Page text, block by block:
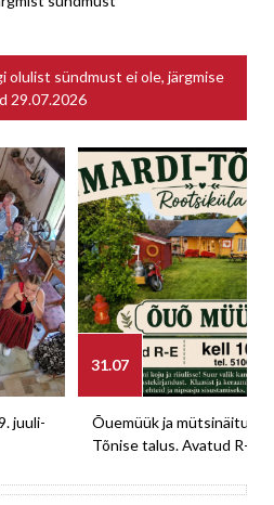
olulist sündmust ei ole, järgmise
29.07.2026
juuli-
31.07
Õuemüük ja mütsinäitus
Tõnise talus. Avatud R-E